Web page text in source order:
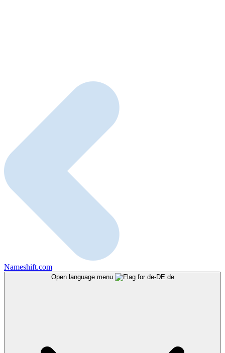
Nameshift.com
Open language menu de